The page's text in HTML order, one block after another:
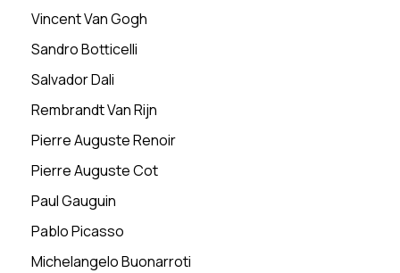
Vincent Van Gogh
Sandro Botticelli
Salvador Dali
Rembrandt Van Rijn
Pierre Auguste Renoir
Pierre Auguste Cot
Paul Gauguin
Pablo Picasso
Michelangelo Buonarroti